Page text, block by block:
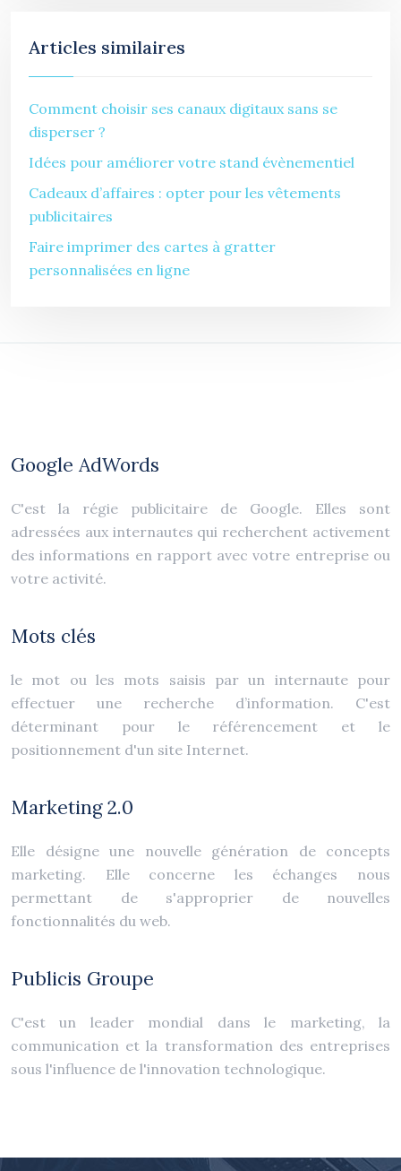
Articles similaires
Comment choisir ses canaux digitaux sans se
disperser ?
Idées pour améliorer votre stand évènementiel
Cadeaux d’affaires : opter pour les vêtements
publicitaires
Faire imprimer des cartes à gratter
personnalisées en ligne
Google AdWords
C'est la régie publicitaire de Google. Elles sont
adressées aux internautes qui recherchent activement
des informations en rapport avec votre entreprise ou
votre activité.
Mots clés
le mot ou les mots saisis par un internaute pour
effectuer une recherche d’information. C'est
déterminant pour le référencement et le
positionnement d'un site Internet.
Marketing 2.0
Elle désigne une nouvelle génération de concepts
marketing. Elle concerne les échanges nous
permettant de s'approprier de nouvelles
fonctionnalités du web.
Publicis Groupe
C'est un leader mondial dans le marketing, la
communication et la transformation des entreprises
sous l'influence de l'innovation technologique.